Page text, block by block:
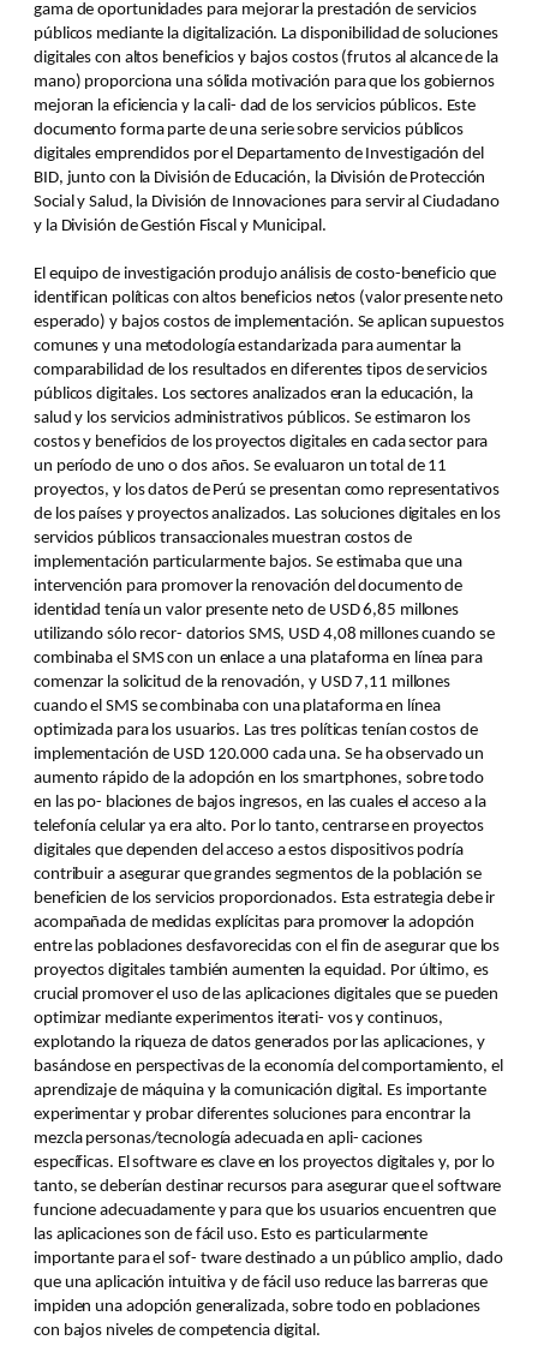
gama de oportunidades para mejorar la prestación de servicios
públicos mediante la digitalización. La disponibilidad de soluciones
digitales con altos beneficios y bajos costos (frutos al alcance de la
mano) proporciona una sólida motivación para que los gobiernos
mejoran la eficiencia y la cali- dad de los servicios públicos. Este
documento forma parte de una serie sobre servicios públicos
digitales emprendidos por el Departamento de Investigación del
BID, junto con la División de Educación, la División de Protección
Social y Salud, la División de Innovaciones para servir al Ciudadano
y la División de Gestión Fiscal y Municipal.
El equipo de investigación produjo análisis de costo-beneficio que
identifican políticas con altos beneficios netos (valor presente neto
esperado) y bajos costos de implementación. Se aplican supuestos
comunes y una metodología estandarizada para aumentar la
comparabilidad de los resultados en diferentes tipos de servicios
públicos digitales. Los sectores analizados eran la educación, la
salud y los servicios administrativos públicos. Se estimaron los
costos y beneficios de los proyectos digitales en cada sector para
un período de uno o dos años. Se evaluaron un total de 11
proyectos, y los datos de Perú se presentan como representativos
de los países y proyectos analizados. Las soluciones digitales en los
servicios públicos transaccionales muestran costos de
implementación particularmente bajos. Se estimaba que una
intervención para promover la renovación del documento de
identidad tenía un valor presente neto de USD 6,85 millones
utilizando sólo recor- datorios SMS, USD 4,08 millones cuando se
combinaba el SMS con un enlace a una plataforma en línea para
comenzar la solicitud de la renovación, y USD 7,11 millones
cuando el SMS se combinaba con una plataforma en línea
optimizada para los usuarios. Las tres políticas tenían costos de
implementación de USD 120.000 cada una. Se ha observado un
aumento rápido de la adopción en los smartphones, sobre todo
en las po- blaciones de bajos ingresos, en las cuales el acceso a la
telefonía celular ya era alto. Por lo tanto, centrarse en proyectos
digitales que dependen del acceso a estos dispositivos podría
contribuir a asegurar que grandes segmentos de la población se
beneficien de los servicios proporcionados. Esta estrategia debe ir
acompañada de medidas explícitas para promover la adopción
entre las poblaciones desfavorecidas con el fin de asegurar que los
proyectos digitales también aumenten la equidad. Por último, es
crucial promover el uso de las aplicaciones digitales que se pueden
optimizar mediante experimentos iterati- vos y continuos,
explotando la riqueza de datos generados por las aplicaciones, y
basándose en perspectivas de la economía del comportamiento, el
aprendizaje de máquina y la comunicación digital. Es importante
experimentar y probar diferentes soluciones para encontrar la
mezcla personas/tecnología adecuada en apli- caciones
específicas. El software es clave en los proyectos digitales y, por lo
tanto, se deberían destinar recursos para asegurar que el software
funcione adecuadamente y para que los usuarios encuentren que
las aplicaciones son de fácil uso. Esto es particularmente
importante para el sof- tware destinado a un público amplio, dado
que una aplicación intuitiva y de fácil uso reduce las barreras que
impiden una adopción generalizada, sobre todo en poblaciones
con bajos niveles de competencia digital.